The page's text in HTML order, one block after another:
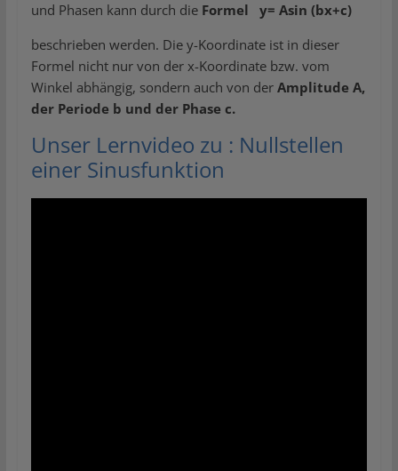
und Phasen kann durch die Formel y= Asin (bx+c)
beschrieben werden. Die y-Koordinate ist in dieser
Formel nicht nur von der x-Koordinate bzw. vom
Winkel abhängig, sondern auch von der Amplitude A,
der Periode b und der Phase c.
Unser Lernvideo zu : Nullstellen
einer Sinusfunktion